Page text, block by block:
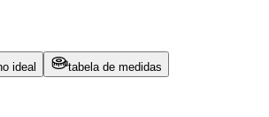
ideal
tabela de medidas